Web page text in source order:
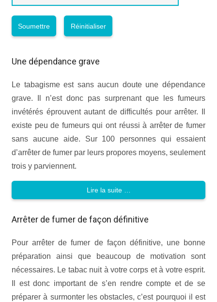
Une dépendance grave
Le tabagisme est sans aucun doute une dépendance
grave. Il n’est donc pas surprenant que les fumeurs
invétérés éprouvent autant de difficultés pour arrêter. Il
existe peu de fumeurs qui ont réussi à arrêter de fumer
sans aucune aide. Sur 100 personnes qui essaient
d’arrêter de fumer par leurs propores moyens, seulement
trois y parviennent.
Lire la suite …
Arrêter de fumer de façon définitive
Pour arrêter de fumer de façon définitive, une bonne
préparation ainsi que beaucoup de motivation sont
nécessaires. Le tabac nuit à votre corps et à votre esprit.
Il est donc important de s’en rendre compte et de se
préparer à surmonter les obstacles, c’est pourquoi il est